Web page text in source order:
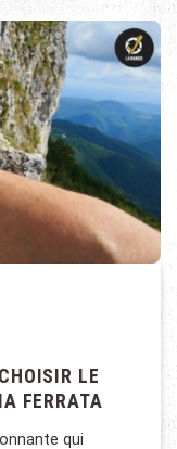
LE
FERRATA
qui